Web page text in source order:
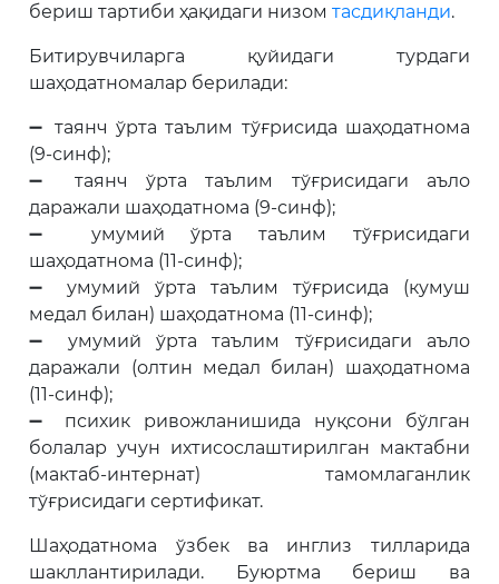
бериш тартиби ҳақидаги низомтасдиқланди.
Битирувчиларга қуйидаги турдаги
шаҳодатномалар берилади:
➖ таянч ўрта таълим тўғрисида шаҳодатнома
(9-синф);
➖ таянч ўрта таълим тўғрисидаги аъло
даражали шаҳодатнома (9-синф);
➖ умумий ўрта таълим тўғрисидаги
шаҳодатнома (11-синф);
➖ умумий ўрта таълим тўғрисида (кумуш
медал билан) шаҳодатнома (11-синф);
➖ умумий ўрта таълим тўғрисидаги аъло
даражали (олтин медал билан) шаҳодатнома
(11-синф);
➖ психик ривожланишида нуқсони бўлган
болалар учун ихтисослаштирилган мактабни
(мактаб-интернат) тамомлаганлик
тўғрисидаги сертификат.
Шаҳодатнома ўзбек ва инглиз тилларида
шакллантирилади. Буюртма бериш ва